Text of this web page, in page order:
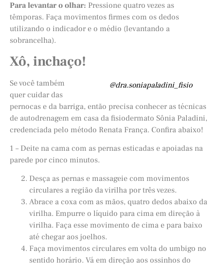
Para levantar o olhar: Pressione quatro vezes as
têmporas. Faça movimentos firmes com os dedos
utilizando o indicador e o médio (levantando a
sobrancelha).
Xô, inchaço!
@dra.soniapaladini_fisio
Se você também
quer cuidar das
pernocas e da barriga, então precisa conhecer as técnicas
de autodrenagem em casa da fisiodermato Sônia Paladini,
credenciada pelo método Renata França. Confira abaixo!
1 – Deite na cama com as pernas esticadas e apoiadas na
parede por cinco minutos.
Desça as pernas e massageie com movimentos
circulares a região da virilha por três vezes.
Abrace a coxa com as mãos, quatro dedos abaixo da
virilha. Empurre o líquido para cima em direção à
virilha. Faça esse movimento de cima e para baixo
até chegar aos joelhos.
Faça movimentos circulares em volta do umbigo no
sentido horário. Vá em direção aos ossinhos do